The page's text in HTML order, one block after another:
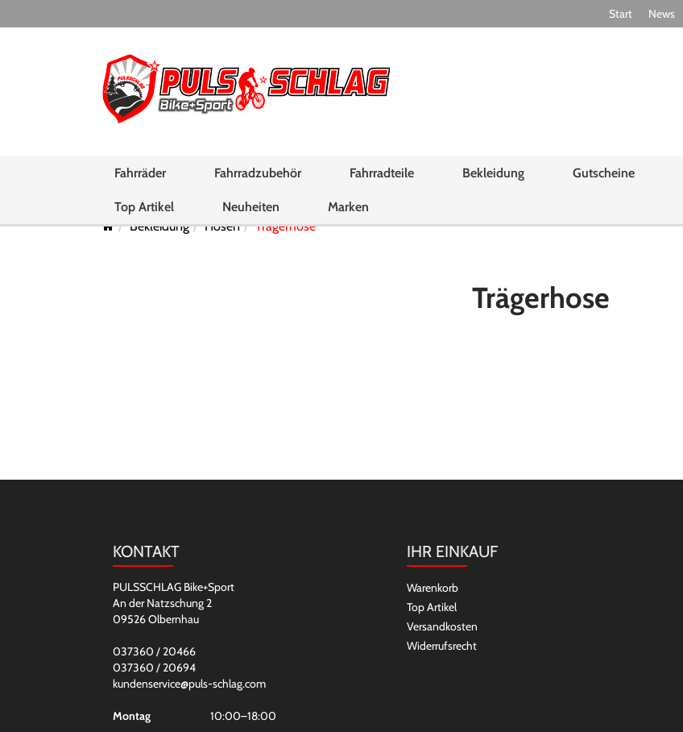
Start News
Fahrräder Fahrradzubehör Fahrradteile Bekleidung Gutscheine
Top Artikel Neuheiten
Marken
Bekleidung
Hosen Trägerhose
Trägerhose
KONTAKT
PULSSCHLAG Bike+Sport
An der Natzschung 2
09526 Olbernhau
037360 / 20466
037360 / 20694
kundenservice@puls-schlag.com
Montag
10:00–18:00
IHR EINKAUF
Warenkorb
Top Artikel
Versandkosten
Widerrufsrecht